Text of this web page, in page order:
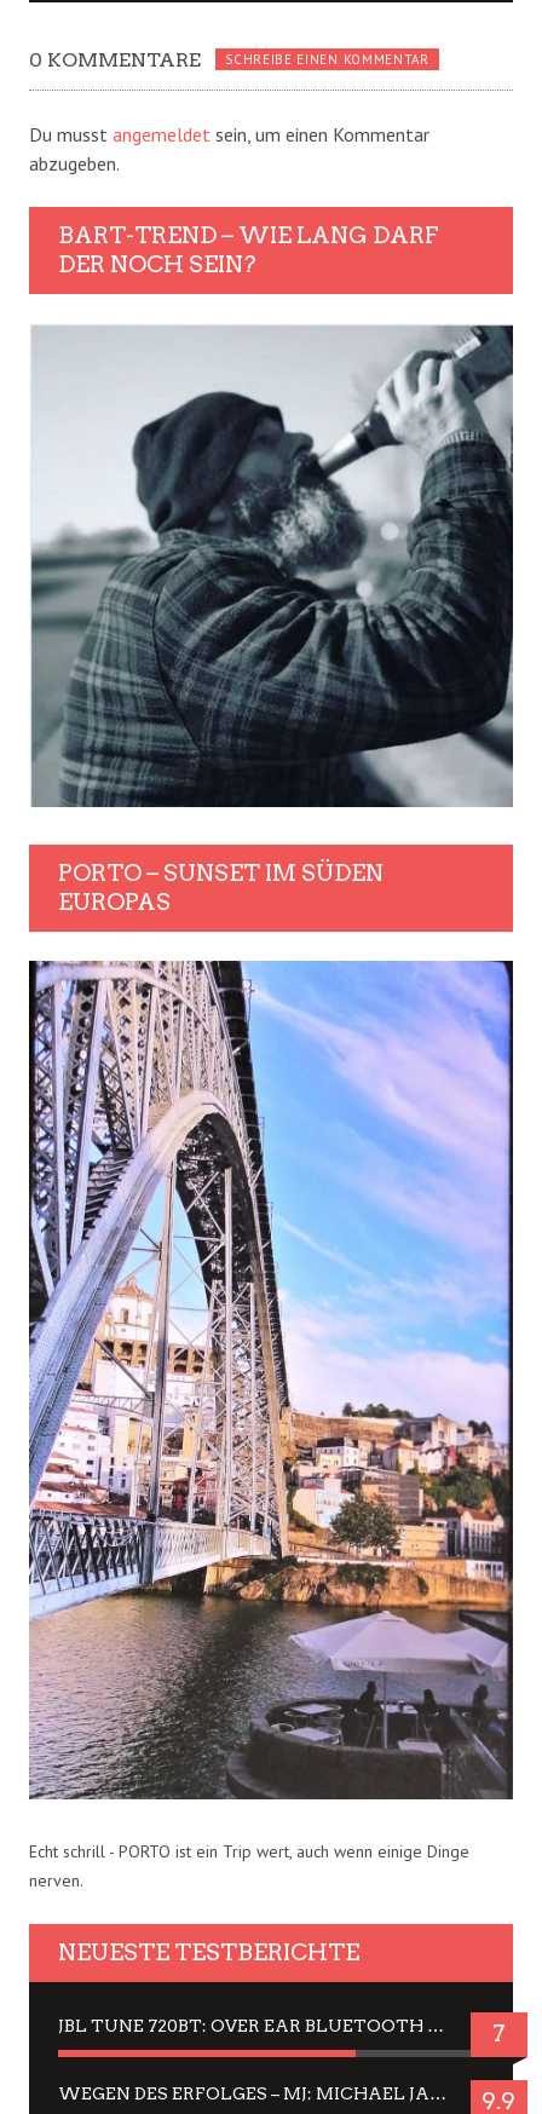
0 KOMMENTARE SCHREIBE EINEN KOMMENTAR
Du musst angemeldet sein, um einen Kommentar
abzugeben.
BART-TREND – WIE LANG DARF
DER NOCH SEIN?
PORTO – SUNSET IM SÜDEN
EUROPAS
Echt schrill - PORTO ist ein Trip wert, auch wenn einige Dinge
nerven.
NEUESTE TESTBERICHTE
JBL TUNE 720BT: OVER EAR BLUETOOTH KOPFHÖRER UM DIE 50,-€ IM DAUER-TEST 7
WEGEN DES ERFOLGES – MJ: MICHAEL JACKSON MUSICAL IN EINER MATINEE SEHEN 9.9